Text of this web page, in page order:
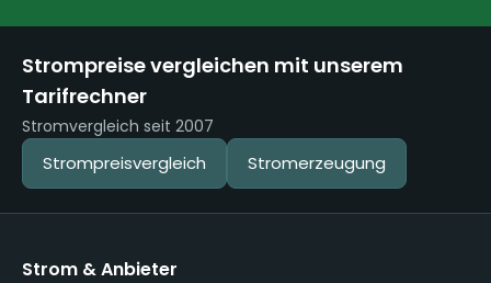
Strompreise vergleichen mit unserem
Tarifrechner
Stromvergleich seit 2007
Strompreisvergleich Stromerzeugung
Strom & Anbieter